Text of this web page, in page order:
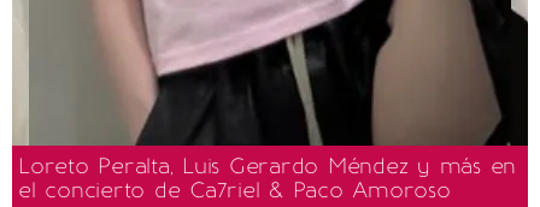
Loreto Peralta, Luis Gerardo Méndez y más en
el concierto de Ca7riel & Paco Amoroso